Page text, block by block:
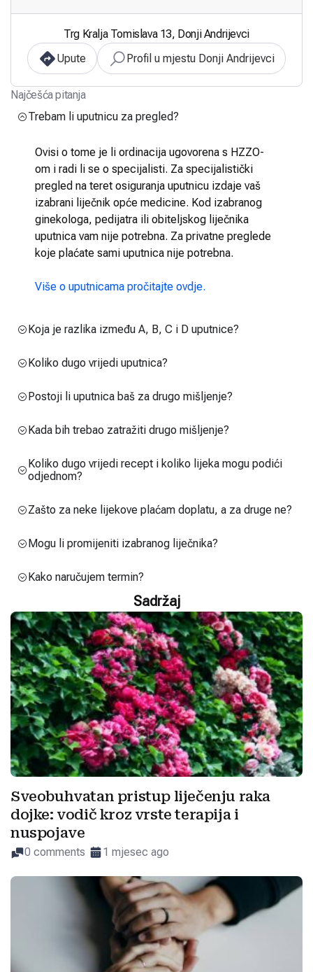
Trg Kralja Tomislava 13, Donji Andrijevci
Upute
Profil u mjestu Donji Andrijevci
Najčešća pitanja
Trebam li uputnicu za pregled?
Ovisi o tome je li ordinacija ugovorena s HZZO-
om i radi li se o specijalisti. Za specijalistički
pregled na teret osiguranja uputnicu izdaje vaš
izabrani liječnik opće medicine. Kod izabranog
ginekologa, pedijatra ili obiteljskog liječnika
uputnica vam nije potrebna. Za privatne preglede
koje plaćate sami uputnica nije potrebna.
Više o uputnicama pročitajte ovdje.
Koja je razlika između A, B, C i D uputnice?
Koliko dugo vrijedi uputnica?
Postoji li uputnica baš za drugo mišljenje?
Kada bih trebao zatražiti drugo mišljenje?
Koliko dugo vrijedi recept i koliko lijeka mogu podići
odjednom?
Zašto za neke lijekove plaćam doplatu, a za druge ne?
Mogu li promijeniti izabranog liječnika?
Kako naručujem termin?
Sadržaj
Sveobuhvatan pristup liječenju raka
dojke: vodič kroz vrste terapija i
nuspojave
0 comments 1 mjesec ago